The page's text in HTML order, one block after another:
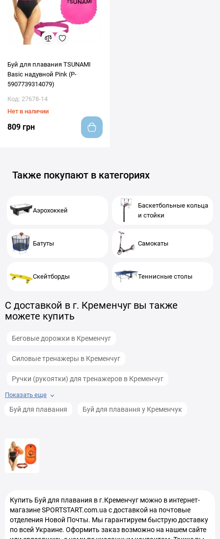
Буй для плавания TSUNAMI
Basic надувной Pink (P-
5907739314079)
Код: 27678-14
Нет в наличии
809 грн
Также покупают в категориях
Аэрохоккей
Баскетбольные кольца
и стойки
Батуты Самокаты
Скейтборды Теннисные столы
С доставкой в г. Кременчуг вы также
можете купить
Беговые дорожки в Кременчуг
Силовые тренажеры в Кременчуг
Ручки (рукоятки) для тренажеров в Кременчуг
Скакалки в Кременчуг
Гамаки в Кременчуг
Тренажеры для кистей рук в Кременчуг
Маты Татами (Напольное покрытие для спортзалов) в
Кременчуг
Показать еще
Буй для плавання Буй для плавання у Кременчук
Купить Буй для плавания в г.Кременчуг можно в интернет-
магазине SPORTSTART.com.ua с доставкой на почтовые
отделения Новой Почты. Мы гарантируем быструю доставку
по всей Украине. Оформить заказ возможно на нашем сайте